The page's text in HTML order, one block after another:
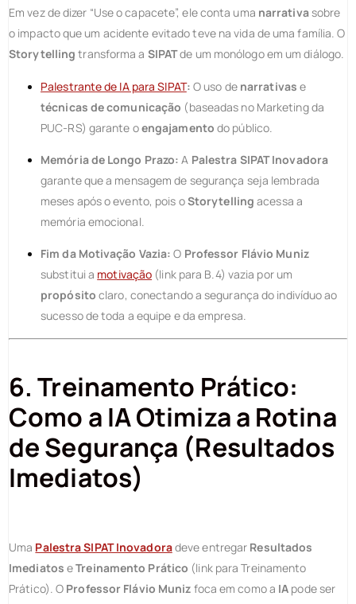
Em vez de dizer “Use o capacete”, ele conta uma narrativasobre
o impacto que um acidente evitado teve na vida de uma família. O
Storytelling transforma a SIPATde um monólogo em um diálogo.
Palestrante de IA para SIPAT: O uso de narrativas e
técnicas de comunicação (baseadas no Marketing da
PUC-RS) garante oengajamento do público.
Memória de Longo Prazo: A Palestra SIPAT Inovadora
garante que a mensagem de segurança seja lembrada
meses após o evento, pois oStorytelling acessa a
memória emocional.
Fim da Motivação Vazia: O Professor Flávio Muniz
substitui a motivação (link para B.4) vazia por um
propósito claro, conectando a segurança do indivíduo ao
sucesso de toda a equipe e da empresa.
6. Treinamento Prático:
Como a IA Otimiza a Rotina
de Segurança (Resultados
Imediatos)
Uma Palestra SIPAT Inovadoradeve entregar Resultados
Imediatos eTreinamento Prático (link para Treinamento
Prático). O Professor Flávio Muniz foca em como a IA pode ser